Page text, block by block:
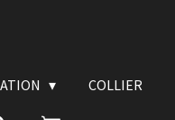
COLLIER